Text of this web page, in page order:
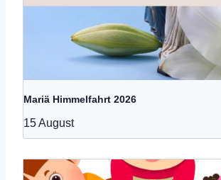
Mariä Himmelfahrt 2026
15 August